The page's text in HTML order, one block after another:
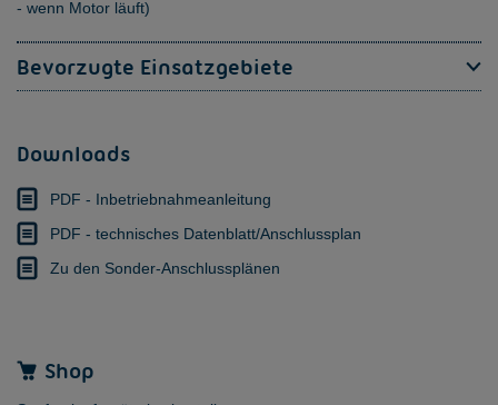
wenn Motor läuft)
Bevorzugte Einsatzgebiete
Downloads
PDF - Inbetriebnahmeanleitung
PDF - technisches Datenblatt/Anschlussplan
Zu den Sonder-Anschlussplänen
Shop